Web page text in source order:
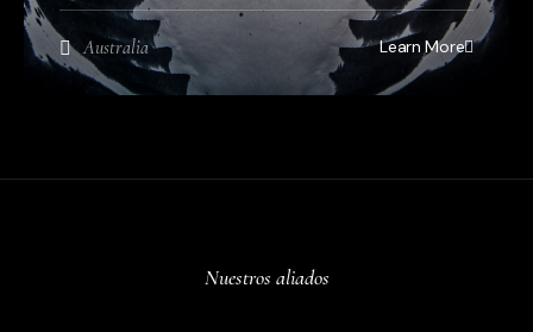
Australia Learn More
Nuestros aliados